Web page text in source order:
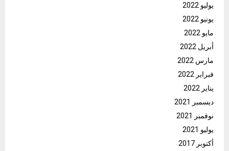
يوليو 2022
يونيو 2022
مايو 2022
أبريل 2022
مارس 2022
فبراير 2022
يناير 2022
ديسمبر 2021
نوفمبر 2021
يوليو 2021
أكتوبر 2017